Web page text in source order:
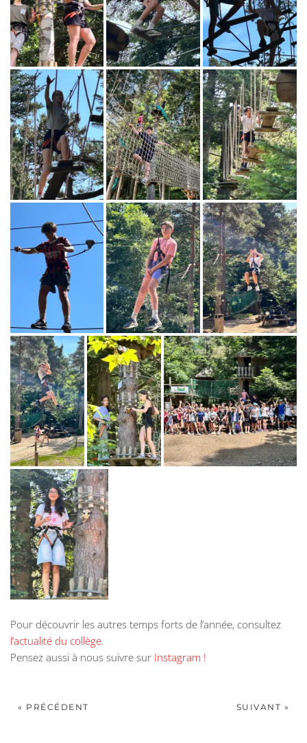
Pour découvrir les autres temps forts de l’année, consultez
l’actualité du collège.
Pensez aussi à nous suivre sur Instagram !
« PRÉCÉDENT SUIVANT »